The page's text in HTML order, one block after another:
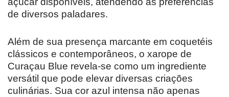
de diversos paladares.
Além de sua presença marcante em coquetéis
clássicos e contemporâneos, o xarope de
Curaçau Blue revela-se como um ingrediente
versátil que pode elevar diversas criações
culinárias. Sua cor azul intensa não apenas